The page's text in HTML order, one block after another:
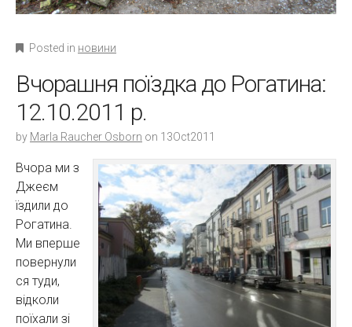
Posted in новини
Вчорашня поїздка до Рогатина:
12.10.2011 р.
by Marla Raucher Osborn on 13Oct2011
Вчора ми з
Джеєм
їздили до
Рогатина.
Ми вперше
повернули
ся туди,
відколи
поїхали зі